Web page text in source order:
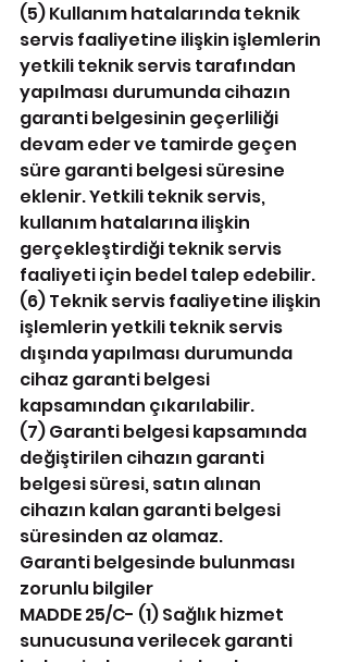
(5) Kullanım hatalarında teknik
servis faaliyetine ilişkin işlemlerin
yetkili teknik servis tarafından
yapılması durumunda cihazın
garanti belgesinin geçerliliği
devam eder ve tamirde geçen
süre garanti belgesi süresine
eklenir. Yetkili teknik servis,
kullanım hatalarına ilişkin
gerçekleştirdiği teknik servis
faaliyeti için bedel talep edebilir.
(6) Teknik servis faaliyetine ilişkin
işlemlerin yetkili teknik servis
dışında yapılması durumunda
cihaz garanti belgesi
kapsamından çıkarılabilir.
(7) Garanti belgesi kapsamında
değiştirilen cihazın garanti
belgesi süresi, satın alınan
cihazın kalan garanti belgesi
süresinden az olamaz.
Garanti belgesinde bulunması
zorunlu bilgiler
MADDE 25/C- (1) Sağlık hizmet
sunucusuna verilecek garanti